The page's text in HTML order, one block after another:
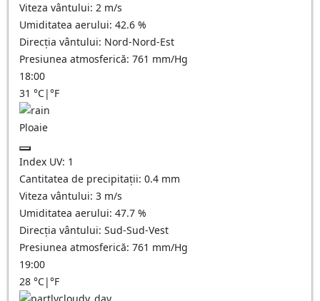
Viteza vântului: 2 m/s
Umiditatea aerului: 42.6 %
Direcția vântului: Nord-Nord-Est
Presiunea atmosferică: 761 mm/Hg
18:00
31 °C|°F
Ploaie
Index UV: 1
Cantitatea de precipitații: 0.4 mm
Viteza vântului: 3 m/s
Umiditatea aerului: 47.7 %
Direcția vântului: Sud-Sud-Vest
Presiunea atmosferică: 761 mm/Hg
19:00
28 °C|°F